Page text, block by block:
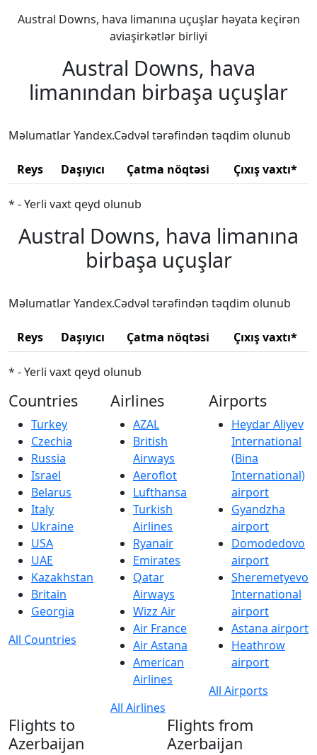
Austral Downs, hava limanına uçuşlar həyata keçirən
aviaşirkətlər birliyi
Austral Downs, hava
limanından birbaşa uçuşlar
Məlumatlar Yandex.Cədvəl tərəfindən təqdim olunub
Reys Daşıyıcı Çatma nöqtəsi Çıxış vaxtı*
* - Yerli vaxt qeyd olunub
Austral Downs, hava limanına
birbaşa uçuşlar
Məlumatlar Yandex.Cədvəl tərəfindən təqdim olunub
Reys Daşıyıcı Çatma nöqtəsi Çıxış vaxtı*
* - Yerli vaxt qeyd olunub
Countries
Turkey
Czechia
Russia
Israel
Belarus
Italy
Ukraine
USA
UAE
Kazakhstan
Britain
Georgia
All Countries
Airlines
AZAL
British
Airways
Aeroflot
Lufthansa
Turkish
Airlines
Ryanair
Emirates
Qatar
Airways
Wizz Air
Air France
Air Astana
American
Airlines
All Airlines
Airports
Heydar Aliyev
International
(Bina
International)
airport
Gyandzha
airport
Domodedovo
airport
Sheremetyevo
International
airport
Astana airport
Heathrow
airport
All Airports
Flights to
Azerbaijan
Flights from
Azerbaijan